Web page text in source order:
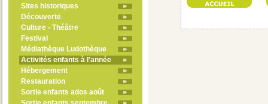
Sites historiques
Découverte
Culture - Théâtre
Festival
Médiathèque Ludothèque
Activités enfants à l'année
Hébergement
Restauration
Sortie enfants ados août